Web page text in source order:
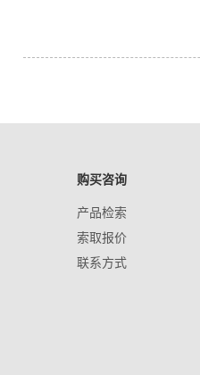
购买咨询
产品检索
索取报价
联系方式